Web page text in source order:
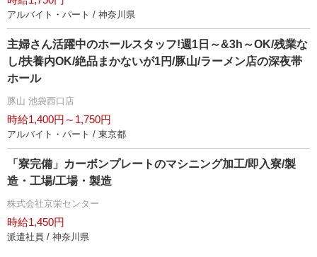
アルバイト・パート / 神奈川県
主婦さん活躍中のホールスタッフ!週1日～&3h～OK/残業な
し/扶養内OK/絶品まかないが1円/豚山/ラーメン店の深夜帯
ホール
豚山 池袋西口店
時給1,400円～1,750円
アルバイト・パート / 東京都
「寮完備」カーボンプレートのマシニング加工/即入寮/製
造・工場/工場・製造
株式会社京栄センター
時給1,450円
派遣社員 / 神奈川県